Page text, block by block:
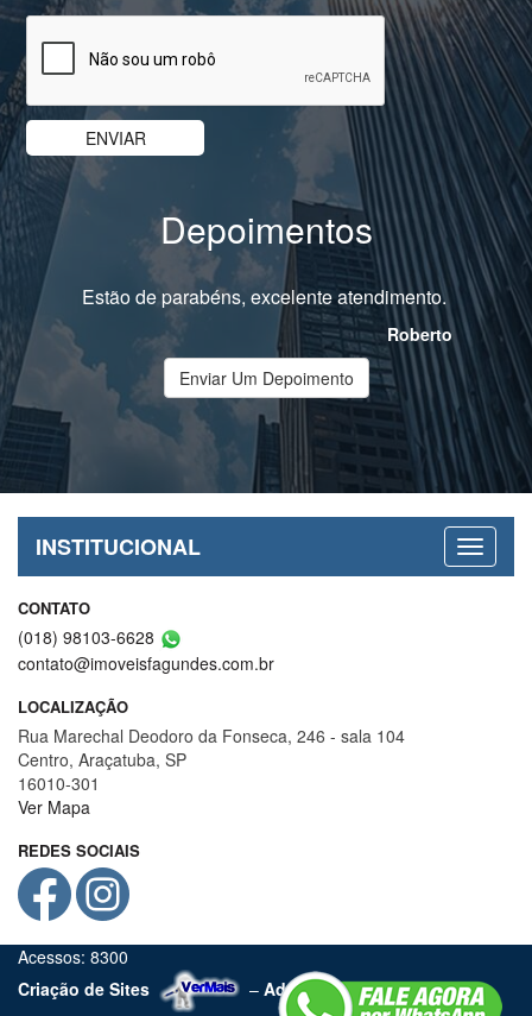
Depoimentos
Estão de parabéns, excelente atendimento.
Roberto
Enviar Um Depoimento
INSTITUCIONAL
CONTATO
(018) 98103-6628
contato@imoveisfagundes.com.br
LOCALIZAÇÃO
Rua Marechal Deodoro da Fonseca, 246 - sala 104
Centro, Araçatuba, SP
16010-301
Ver Mapa
REDES SOCIAIS
Acessos: 8300
Criação de Sites
– Admin